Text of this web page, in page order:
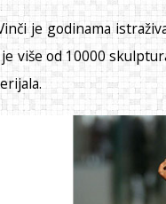
je godinama
više od 10000